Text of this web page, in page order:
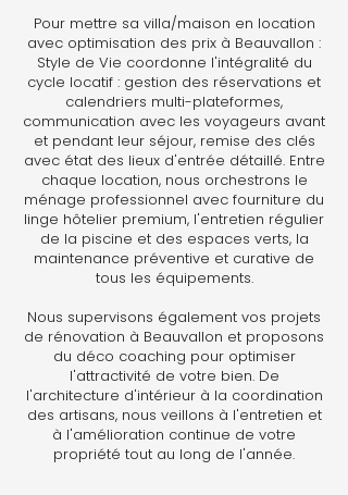
Pour mettre sa villa/maison en location
avec optimisation des prix à Beauvallon :
Style de Vie coordonne l'intégralité du
cycle locatif : gestion des réservations et
calendriers multi-plateformes,
communication avec les voyageurs avant
et pendant leur séjour, remise des clés
avec état des lieux d'entrée détaillé. Entre
chaque location, nous orchestrons le
ménage professionnel avec fourniture du
linge hôtelier premium, l'entretien régulier
de la piscine et des espaces verts, la
maintenance préventive et curative de
tous les équipements.
Nous supervisons également vos projets
de rénovation à Beauvallon et proposons
du déco coaching pour optimiser
l'attractivité de votre bien. De
l'architecture d'intérieur à la coordination
des artisans, nous veillons à l'entretien et
à l'amélioration continue de votre
propriété tout au long de l'année.